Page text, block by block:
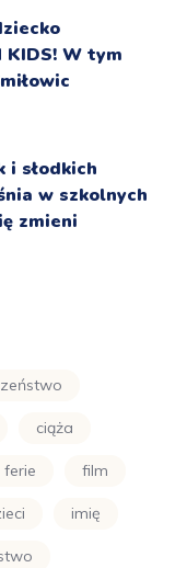
KIDS! W tym
i słodkich
w szkolnych
zmieni
ciąża
ferie film
imię